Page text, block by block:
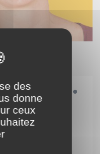
tes cours
des
donne
ceux